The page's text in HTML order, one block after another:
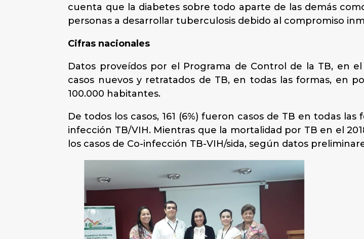
cuenta que la diabetes sobre todo aparte de las demás
personas a desarrollar tuberculosis debido al compromiso
Cifras nacionales
Datos proveídos por el Programa de Control de la TB, en
casos nuevos y retratados de TB, en todas las formas, en
100.000 habitantes.
De todos los casos, 161 (6%) fueron casos de TB en todas las
infección TB/VIH. Mientras que la mortalidad por TB en el
los casos de Co-infección TB-VIH/sida, según datos